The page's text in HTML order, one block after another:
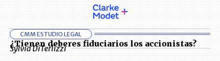
CMM ESTUDIO LEGAL
¿Tienen deberes fiduciarios los accionistas?
Sylvia DiTerlizzi